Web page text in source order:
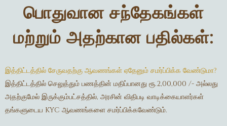
பொதுவான சந்தேகங்கள்
மற்றும் அதற்கான பதில்கள்:
இத்திட்டத்தில் சேருவதற்கு ஆவணங்கள் ஏதேனும் சமர்ப்பிக்க வேண்டுமா?
இத்திட்டத்தில் செலுத்தும் பணத்தின் மதிப்பானது ரூ.2,00,000 /- அல்லது
அதற்குமேல் இருக்கும்பட்சத்தில், அரசின் விதிபடி வாடிக்கையாளர்கள்
தங்களுடைய KYC ஆவணங்களை சமர்ப்பிக்கவேண்டும்.